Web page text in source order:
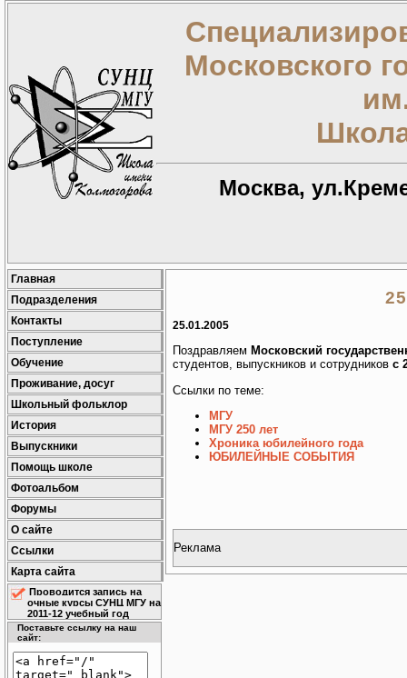
Московского
Москва,
Главная
Подразделения
Контакты
Поступление
Обучение
Проживание, досуг
Школьный фольклор
История
Выпускники
Помощь школе
Фотоальбом
Форумы
О сайте
Ссылки
Карта сайта
Проводится запись на
очные курсы СУНЦ МГУ на
2011-12 учебный год
Поставьте ссылку на наш
сайт:
25.01.2005
Поздравляем Московский
студентов, выпускников и сотрудников с
Ссылки по теме:
МГУ
МГУ 250 лет
Хроника юбилейного года
ЮБИЛЕЙНЫЕ СОБЫТИЯ
Реклама